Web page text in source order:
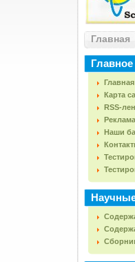
Главная
Главная
Карта
RSS-
Наши